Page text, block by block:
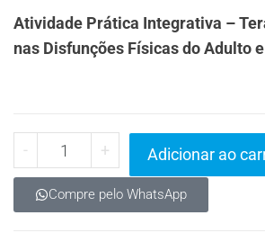
Atividade Prática Integrativa –
nas Disfunções Físicas do Adulto
- + Adicionar ao
Compre pelo WhatsApp